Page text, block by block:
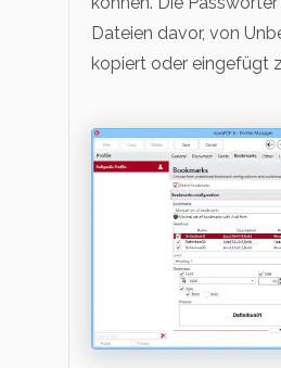
Dateien davor, von
kopiert oder eingefügt